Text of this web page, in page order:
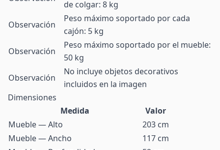
de colgar: 8 kg
Observación
Peso máximo soportado por cada
cajón: 5 kg
Observación
Peso máximo soportado por el mueble:
50 kg
Observación
No incluye objetos decorativos
incluidos en la imagen
Dimensiones
Medida
Valor
Mueble — Alto
203 cm
Mueble — Ancho
117 cm